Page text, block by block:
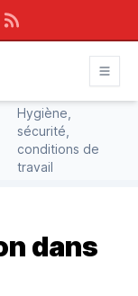
RSS
Hygiène,
sécurité,
conditions de
travail
dans